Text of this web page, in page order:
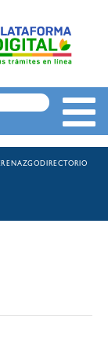
DIRECTORIO